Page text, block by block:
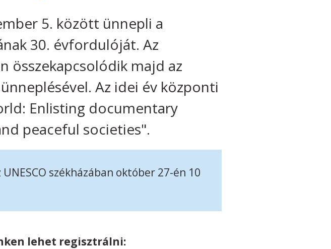
5. között ünnepli a
30. évfordulóját. Az
összekapcsolódik majd az
Az idei év központi
Enlisting documentary
peaceful societies".
székházában október 27-én 10
lehet regisztrálni: